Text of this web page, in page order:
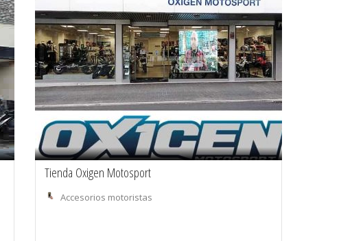
Tienda Oxigen Motosport
Accesorios motoristas